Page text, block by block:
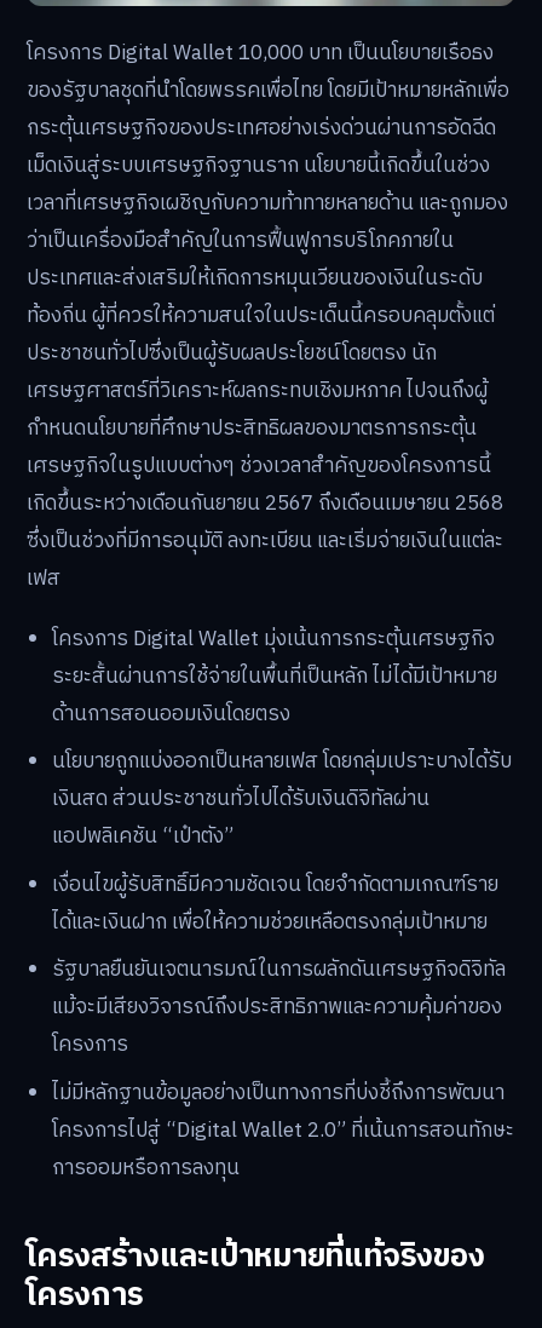
โครงการ Digital Wallet 10,000 บาท เป็นนโยบายเรือธง
ของรัฐบาลชุดที่นำโดยพรรคเพื่อไทย โดยมีเป้าหมายหลักเพื่อ
กระตุ้นเศรษฐกิจของประเทศอย่างเร่งด่วนผ่านการอัดฉีด
เม็ดเงินสู่ระบบเศรษฐกิจฐานราก นโยบายนี้เกิดขึ้นในช่วง
เวลาที่เศรษฐกิจเผชิญกับความท้าทายหลายด้าน และถูกมอง
ว่าเป็นเครื่องมือสำคัญในการฟื้นฟูการบริโภคภายใน
ประเทศและส่งเสริมให้เกิดการหมุนเวียนของเงินในระดับ
ท้องถิ่น ผู้ที่ควรให้ความสนใจในประเด็นนี้ครอบคลุมตั้งแต่
ประชาชนทั่วไปซึ่งเป็นผู้รับผลประโยชน์โดยตรง นัก
เศรษฐศาสตร์ที่วิเคราะห์ผลกระทบเชิงมหภาค ไปจนถึงผู้
กำหนดนโยบายที่ศึกษาประสิทธิผลของมาตรการกระตุ้น
เศรษฐกิจในรูปแบบต่างๆ ช่วงเวลาสำคัญของโครงการนี้
เกิดขึ้นระหว่างเดือนกันยายน 2567 ถึงเดือนเมษายน 2568
ซึ่งเป็นช่วงที่มีการอนุมัติ ลงทะเบียน และเริ่มจ่ายเงินในแต่ละ
เฟส
โครงการ Digital Wallet มุ่งเน้นการกระตุ้นเศรษฐกิจ
ระยะสั้นผ่านการใช้จ่ายในพื้นที่เป็นหลัก ไม่ได้มีเป้าหมาย
ด้านการสอนออมเงินโดยตรง
นโยบายถูกแบ่งออกเป็นหลายเฟส โดยกลุ่มเปราะบางได้รับ
เงินสด ส่วนประชาชนทั่วไปได้รับเงินดิจิทัลผ่าน
แอปพลิเคชัน “เป๋าตัง”
เงื่อนไขผู้รับสิทธิ์มีความชัดเจน โดยจำกัดตามเกณฑ์ราย
ได้และเงินฝาก เพื่อให้ความช่วยเหลือตรงกลุ่มเป้าหมาย
รัฐบาลยืนยันเจตนารมณ์ในการผลักดันเศรษฐกิจดิจิทัล
แม้จะมีเสียงวิจารณ์ถึงประสิทธิภาพและความคุ้มค่าของ
โครงการ
ไม่มีหลักฐานข้อมูลอย่างเป็นทางการที่บ่งชี้ถึงการพัฒนา
โครงการไปสู่ “Digital Wallet 2.0” ที่เน้นการสอนทักษะ
การออมหรือการลงทุน
โครงสร้างและเป้าหมายที่แท้จริงของ
โครงการ